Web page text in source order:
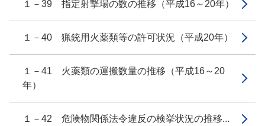
１－39 指定射撃場の数の推移（平成16～20年）
１－40 猟銃用火薬類等の許可状況（平成20年）
１－41 火薬類の運搬数量の推移（平成16～20
年）
１－42 危険物関係法令違反の検挙状況の推移...